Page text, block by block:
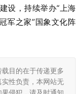
设，持续举办“上海
军之家”国象文化阵
目的在于传递更多
性负责，本网站无